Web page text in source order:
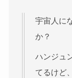
宇宙人に
か？
ハンジュ
てるけど、